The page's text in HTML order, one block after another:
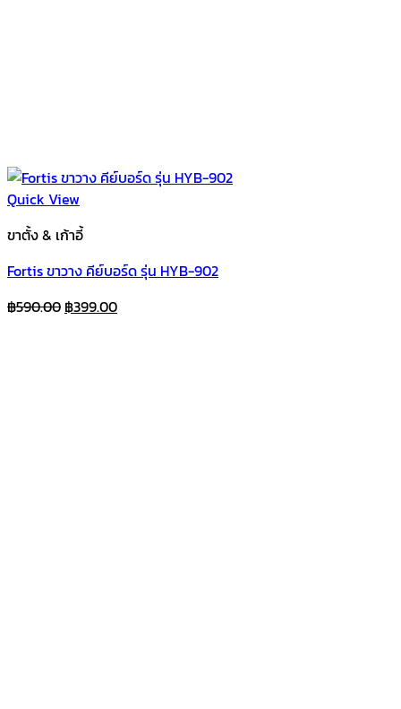
Quick View
ขาตั้ง & เก้าอี้
Fortis ขาวาง คีย์บอร์ด รุ่น HYB-902
฿590.00 Original
฿399.00Current